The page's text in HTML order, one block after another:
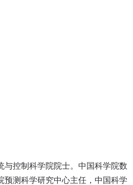
控制科学院院士。中国科学院数
测科学研究中心主任，中国科学